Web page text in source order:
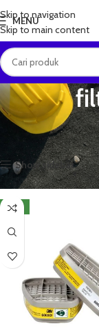
Skip to navigation
Skip to main content
MENU
Beranda Produk
Menampilkan 1–12 dari
Show sidebar
NEW